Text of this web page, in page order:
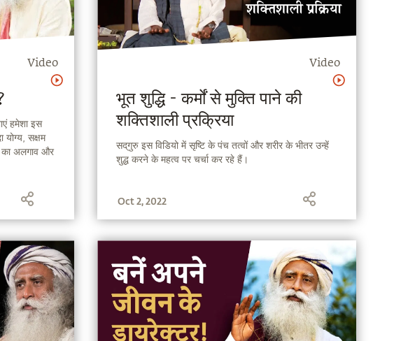
Video
हमेशा इस
योग्य, सक्षम
अलगाव और
Video
भूत शुद्धि - कर्मों से मुक्ति पाने की
शक्तिशाली प्रक्रिया
सद्‌गुरु इस विडियो में सृष्टि के पंच तत्वों और शरीर के भीतर उन्हें
शुद्ध करने के महत्व पर चर्चा कर रहे हैं।
Oct 2, 2022